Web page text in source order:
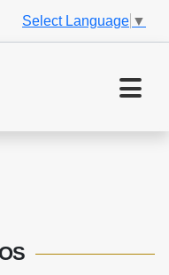
Select Language ▼